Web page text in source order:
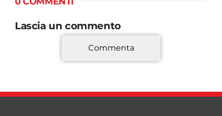
Lascia un commento
*
Commenta